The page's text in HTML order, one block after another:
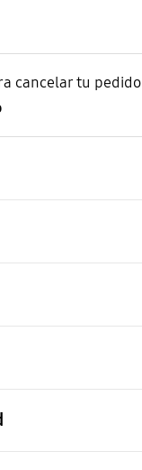
cancelar tu pedido